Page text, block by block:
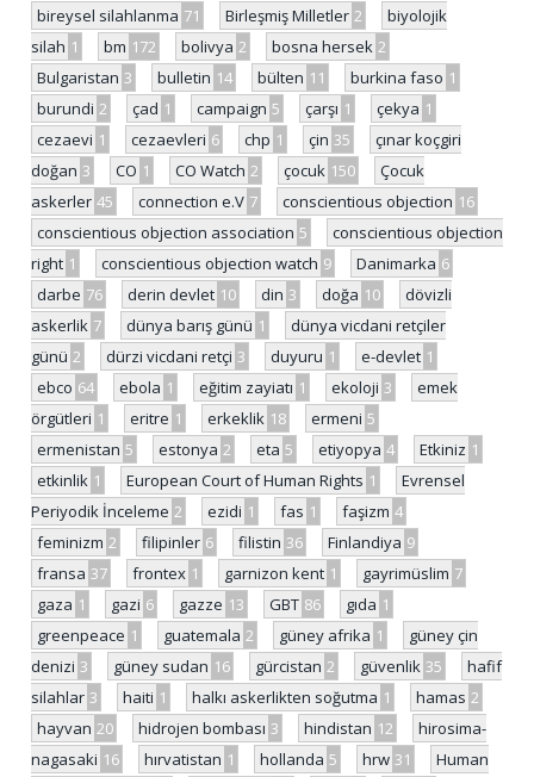
bireysel silahlanma 71 Birleşmiş Milletler 2
biyolojik
silah 1 bm 172 bolivya 2 bosna hersek 2
Bulgaristan 3 bulletin 14 bülten 11 burkina faso 1
burundi 2 çad 1 campaign 5 çarşı 1 çekya 1
cezaevi 1 cezaevleri 6 chp 1 çin 35
çınar koçgiri
doğan 3 CO 1 CO Watch 2 çocuk 150
Çocuk
askerler 45 connection e.V 7 conscientious objection 16
conscientious objection association 5
conscientious objection
right 1 conscientious objection watch 9 Danimarka 6
darbe 76 derin devlet 10 din 3 doğa 10
dövizli
askerlik 7 dünya barış günü 1
dünya vicdani retçiler
günü 2 dürzi vicdani retçi 3 duyuru 1 e-devlet 1
ebco 64 ebola 1 eğitim zayiatı 1 ekoloji 3
emek
örgütleri 1 eritre 1 erkeklik 18 ermeni 5
ermenistan 5 estonya 2 eta 5 etiyopya 4 Etkiniz 1
etkinlik 1 European Court of Human Rights 1
Evrensel
Periyodik İnceleme 2 ezidi 1 fas 1 faşizm 4
feminizm 2 filipinler 6 filistin 36 Finlandiya 9
fransa 37 frontex 1 garnizon kent 1 gayrimüslim 7
gaza 1 gazi 6 gazze 13 GBT 86 gıda 1
greenpeace 1 guatemala 2 güney afrika 1
güney çin
denizi 3 güney sudan 16 gürcistan 2 güvenlik 35
hafif
silahlar 3 haiti 1 halkı askerlikten soğutma 1 hamas 2
hayvan 20 hidrojen bombası 3 hindistan 12
hirosima-
nagasaki 16 hırvatistan 1 hollanda 5 hrw 31
Human